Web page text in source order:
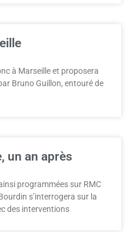
à Marseille et proposera
Bruno Guillon, entouré de
un an après
programmées sur RMC
s’interrogera sur la
des interventions